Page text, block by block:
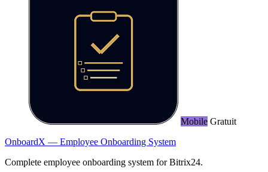
Mobile Gratuit
OnboardX — Employee Onboarding System
Complete employee onboarding system for Bitrix24.